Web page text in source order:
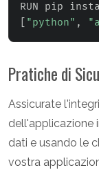
RUN pip
"python" ,
Pratiche di
Assicurate
dell'applicazione
dati e usando le
vostra